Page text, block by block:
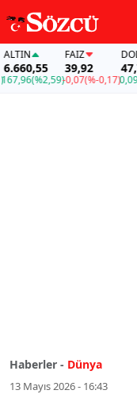
(%2,59)
FAİZ
39,92
-0,07(%-0,17)
47,71
0,09
Haberler - Dünya
13 Mayıs 2026 - 16:43